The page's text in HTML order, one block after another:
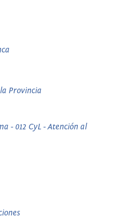
Provincia
- 012 CyL - Atención al